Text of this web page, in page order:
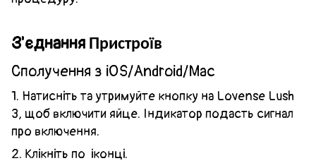
З'єднання Пристроїв
Сполучення з iOS/Android/Mac
1. Натисніть та утримуйте кнопку на Lovense Lush
3, щоб включити яйце. Індикатор подасть сигнал
про включення.
2. Клікніть по іконці.